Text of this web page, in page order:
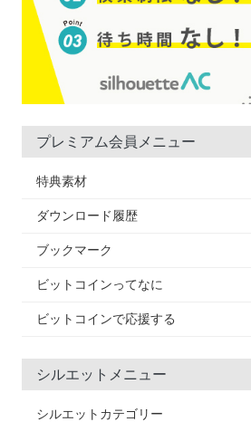
プレミアム会員メニュー
特典素材
ダウンロード履歴
ブックマーク
ビットコインってなに
ビットコインで応援する
シルエットメニュー
シルエットカテゴリー